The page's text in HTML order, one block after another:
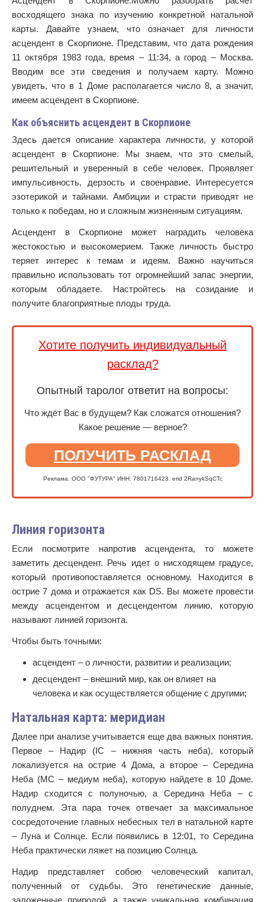
восходящего знака по изучению конкретной натальной
карты. Давайте узнаем, что означает для личности
асцендент в Скорпионе. Представим, что дата рождения
11 октября 1983 года, время – 11:34, а город – Москва.
Вводим все эти сведения и получаем карту. Можно
увидеть, что в 1 Доме располагается число 8, а значит,
имеем асцендент в Скорпионе.
Как объяснить асцендент в Скорпионе
Здесь дается описание характера личности, у которой
асцендент в Скорпионе. Мы знаем, что это смелый,
решительный и уверенный в себе человек. Проявляет
импульсивность, дерзость и своенравие. Интересуется
эзотерикой и тайнами. Амбиции и страсти приводят не
только к победам, но и сложным жизненным ситуациям.
Асцендент в Скорпионе может наградить человека
жестокостью и высокомерием. Также личность быстро
теряет интерес к темам и идеям. Важно научиться
правильно использовать тот огромнейший запас энергии,
которым обладаете. Настройтесь на созидание и
получите благоприятные плоды труда.
Хотите получить индивидуальный
расклад?
Опытный таролог ответит на вопросы:
Что ждёт Вас в будущем? Как сложатся отношения?
Какое решение — верное?
ПОЛУЧИТЬ РАСКЛАД
Реклама. ООО "ФУТУРА" ИНН: 7801716423. erid 2RanykSqCTc
Линия горизонта
Если посмотрите напротив асцендента, то можете
заметить десцендент. Речь идет о нисходящем градусе,
который противопоставляется основному. Находится в
острие 7 дома и отражается как DS. Вы можете провести
между асцендентом и десцендентом линию, которую
называют линией горизонта.
Чтобы быть точными:
асцендент – о личности, развитии и реализации;
десцендент – внешний мир, как он влияет на
человека и как осуществляется общение с другими;
Натальная карта: меридиан
Далее при анализе учитывается еще два важных понятия.
Первое – Надир (IC – нижняя часть неба), который
локализуется на острие 4 Дома, а второе – Середина
Неба (MC – медиум неба), которую найдете в 10 Доме.
Надир сходится с полуночью, а Середина Неба – с
полуднем. Эта пара точек отвечает за максимальное
сосредоточение главных небесных тел в натальной карте
– Луна и Солнце. Если появились в 12:01, то Середина
Неба практически ляжет на позицию Солнца.
Надир представляет собою человеческий капитал,
полученный от судьбы. Это генетические данные,
заложенные природой, а также уникальная комбинация